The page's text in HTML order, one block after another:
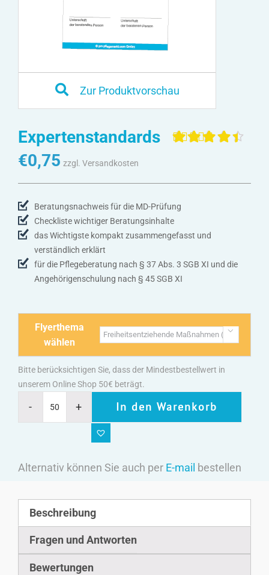
Zur Produktvorschau
Expertenstandards
auf
€0,75 zzgl. Versandkosten
Beratungsnachweis für die MD-Prüfung
Checkliste wichtiger Beratungsinhalte
das Wichtigste kompakt zusammengefasst und
verständlich erklärt
für die Pflegeberatung nach § 37 Abs. 3 SGB XI und die
Angehörigenschulung nach § 45 SGB XI
Flyerthema
wählen

Bitte berücksichtigen Sie, dass der Mindestbestellwert in
unserem Online Shop 50€ beträgt.
In den Warenkorb
Alternativ können Sie auch per E-mail bestellen
Beschreibung
Fragen und Antworten
Bewertungen